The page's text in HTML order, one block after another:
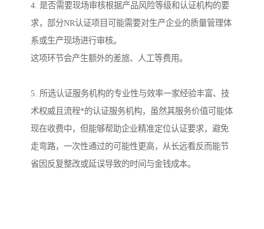
4. 是否需要现场审核根据产品风险等级和认证机构的要
求，部分NR认证项目可能需要对生产企业的质量管理体
系或生产现场进行审核。
这项环节会产生额外的差旅、人工等费用。
5. 所选认证服务机构的专业性与效率一家经验丰富、技
术权威且流程*的认证服务机构，虽然其服务价值可能体
现在收费中，但能够帮助企业精准定位认证要求，避免
走弯路，一次性通过的可能性更高，从长远看反而能节
省因反复整改或延误导致的时间与金钱成本。